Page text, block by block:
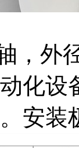
，外
化
安装